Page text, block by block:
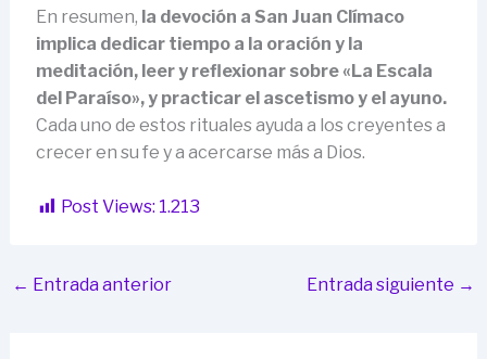
En resumen, la devoción a San Juan Clímaco
implica dedicar tiempo a la oración y la
meditación, leer y reflexionar sobre «La Escala
del Paraíso», y practicar el ascetismo y el ayuno.
Cada uno de estos rituales ayuda a los creyentes a
crecer en su fe y a acercarse más a Dios.
Post Views: 1.213
← Entrada anterior Entrada siguiente →